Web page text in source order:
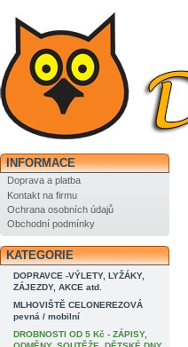
INFORMACE
Doprava a platba
Kontakt na firmu
Ochrana osobních údajů
Obchodní podmínky
KATEGORIE
DOPRAVCE -VÝLETY, LYŽÁKY,
ZÁJEZDY, AKCE atd.
MLHOVIŠTĚ CELONEREZOVÁ
pevná / mobilní
DROBNOSTI OD 5 Kč - ZÁPISY,